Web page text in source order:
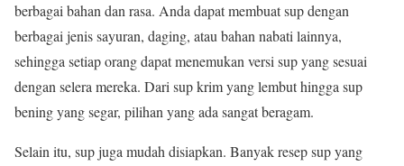
berbagai bahan dan rasa. Anda dapat membuat sup dengan
berbagai jenis sayuran, daging, atau bahan nabati lainnya,
sehingga setiap orang dapat menemukan versi sup yang sesuai
dengan selera mereka. Dari sup krim yang lembut hingga sup
bening yang segar, pilihan yang ada sangat beragam.
Selain itu, sup juga mudah disiapkan. Banyak resep sup yang